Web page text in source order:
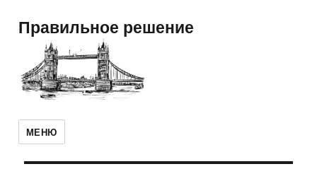
Правильное решение
МЕНЮ